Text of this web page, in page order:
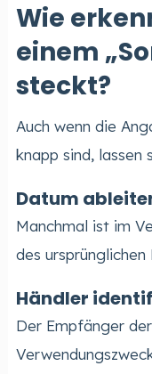
Wie
einem
steckt?
Auch wenn die
knapp sind, lassen
Datum
Manchmal ist im
des
Händler
Der Empfänger